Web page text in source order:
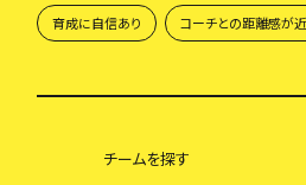
育成に自信あり コーチとの距離感が
チームを探す